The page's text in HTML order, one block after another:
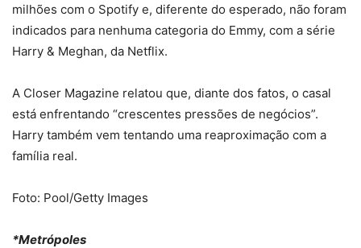
milhões com o Spotify e, diferente do esperado, não foram
indicados para nenhuma categoria do Emmy, com a série
Harry & Meghan, da Netflix.
A Closer Magazine relatou que, diante dos fatos, o casal
está enfrentando “crescentes pressões de negócios”.
Harry também vem tentando uma reaproximação com a
família real.
Foto: Pool/Getty Images
*Metrópoles